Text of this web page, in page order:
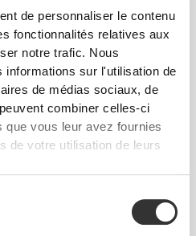
de personnaliser le contenu
fonctionnalités relatives aux
notre trafic. Nous
informations sur l'utilisation de
de médias sociaux, de
combiner celles-ci
vous leur avez fournies
de votre utilisation de leurs
$18.16
Chlorella+Spirulina 90 veg
caps